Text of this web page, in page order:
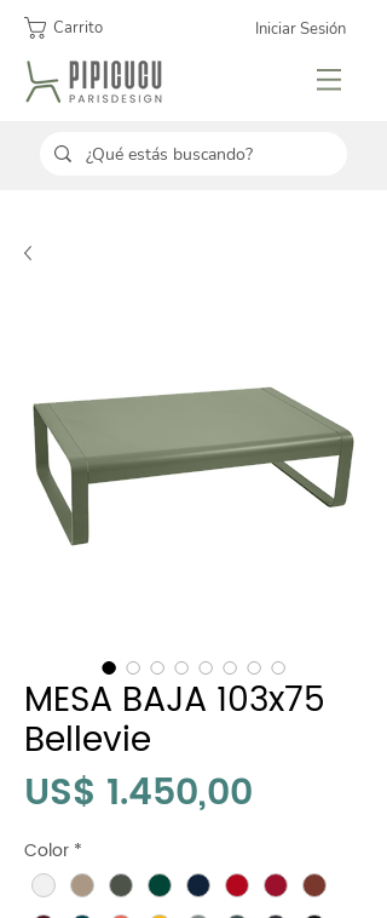
Carrito Iniciar Sesión
MESA BAJA 103x75
Bellevie
US$ 1.450,00
Color *